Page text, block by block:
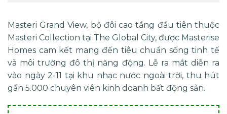
Masteri Grand View, bộ đôi cao tầng đầu tiên thuộc
Masteri Collection tại The Global City, được Masterise
Homes cam kết mang đến tiêu chuẩn sống tinh tế
và môi trường đô thị năng động. Lễ ra mắt diễn ra
vào ngày 2-11 tại khu nhạc nước ngoài trời, thu hút
gần 5.000 chuyên viên kinh doanh bất động sản.